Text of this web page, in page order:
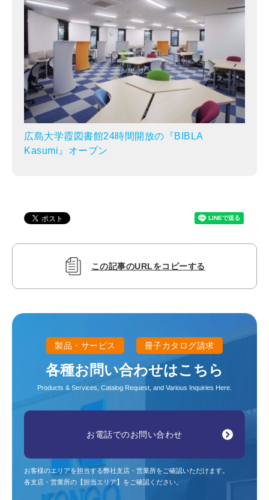
広島大学霞図書館24時間開放の『BIBLA
Kasumi』オープン
この記事のURLをコピーする
製品・サービス 冊子カタログ請求
各種お問い合わせはこちら
Products & Services, Catalog Request, and Various Inquiries Here.
お電話でのお問い合わせ
お客様のエリアを担当する弊社支店・営業所をご確認いただけます。
各支店・営業所の【担当エリア】をご確認ください。